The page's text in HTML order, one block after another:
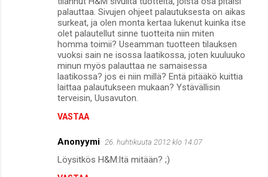
palauttaa. Sivujen ohjeet palautuksesta on aikas
surkeat, ja olen monta kertaa lukenut kuinka itse
olet palautellut sinne tuotteita niin miten
homma toimii? Useamman tuotteen tilauksen
vuoksi sain ne isossa laatikossa, joten kuuluuko
minun myös palauttaa ne samaisessa
laatikossa? jos ei niin millä? Entä pitääkö kuittia
laittaa palautukseen mukaan? Ystävällisin
terveisin, Uusavuton.
VASTAA
Anonyymi 26. huhtikuuta 2012 klo 14.07
Löysitkös H&M:ltä mitään? ;)